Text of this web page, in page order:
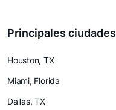
Principales ciudades
Houston, TX
Miami, Florida
Dallas, TX